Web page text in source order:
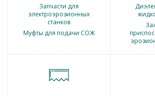
Запчасти для
электроэрозионных
станков
Муфты для подачи СОЖ